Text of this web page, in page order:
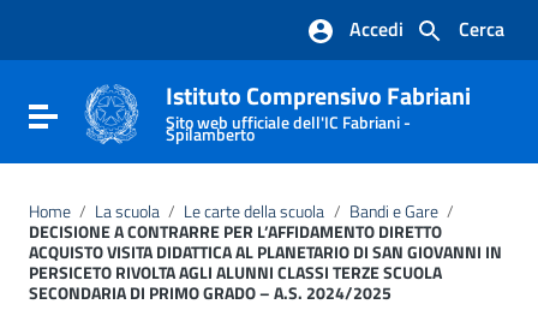
Vai al footer
Cerca
Accedi
Attiva / disattiva la navigazione
Istituto Comprensivo Fabriani
Sito web ufficiale dell'IC Fabriani -
Spilamberto
Home / La scuola / Le carte della scuola / Bandi e Gare /
DECISIONE A CONTRARRE PER L’AFFIDAMENTO DIRETTO
ACQUISTO VISITA DIDATTICA AL PLANETARIO DI SAN GIOVANNI IN
PERSICETO RIVOLTA AGLI ALUNNI CLASSI TERZE SCUOLA
SECONDARIA DI PRIMO GRADO – A.S. 2024/2025